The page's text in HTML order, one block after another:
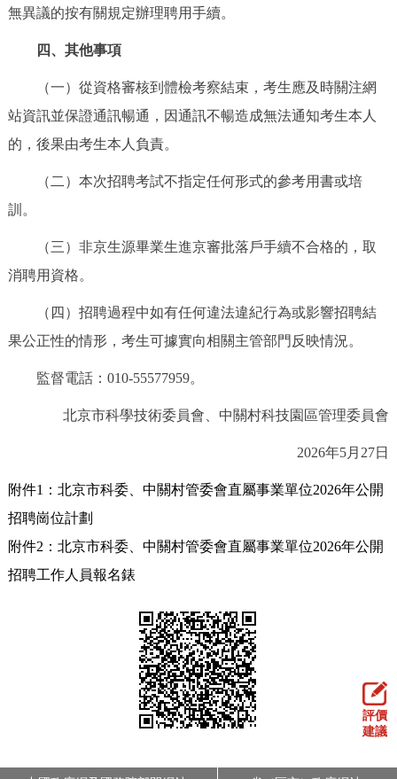
無異議的按有關規定辦理聘用手續。
四、其他事項
（一）從資格審核到體檢考察結束，考生應及時關注網
站資訊並保證通訊暢通，因通訊不暢造成無法通知考生本人
的，後果由考生本人負責。
（二）本次招聘考試不指定任何形式的參考用書或培
訓。
（三）非京生源畢業生進京審批落戶手續不合格的，取
消聘用資格。
（四）招聘過程中如有任何違法違紀行為或影響招聘結
果公正性的情形，考生可據實向相關主管部門反映情況。
監督電話：010-55577959。
北京市科學技術委員會、中關村科技園區管理委員會
2026年5月27日
附件1：北京市科委、中關村管委會直屬事業單位2026年公開
招聘崗位計劃
附件2：北京市科委、中關村管委會直屬事業單位2026年公開
招聘工作人員報名錶
評價
建議